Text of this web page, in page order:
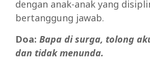
dengan anak-anak yang
bertanggung jawab.
Doa: Bapa di surga, tolong
dan tidak menunda.